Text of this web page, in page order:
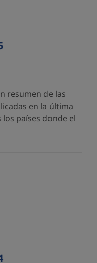
resumen de las
en la última
países donde el